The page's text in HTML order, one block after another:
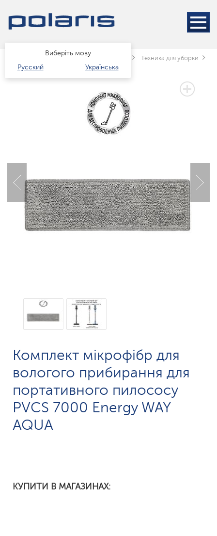
Виберіть мову
Русский
Українська
Каталог Техніка для дому Техника для уборки
Комплект мікрофібр для
вологого прибирання для
портативного пилососу
PVCS 7000 Energy WAY
AQUA
КУПИТИ В МАГАЗИНАХ: